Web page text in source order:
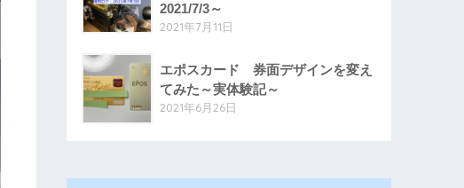
2021/7/3～
2021年7月11日
エポスカード 券面デザインを変え
てみた～実体験記～
2021年6月26日